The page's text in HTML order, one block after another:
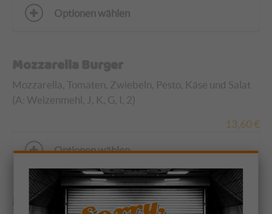
Optionen wählen
Mozzarella Burger
Mozzarella, Tomaten, Zwiebeln, Pesto, Käse und Salat
(A: Weizenmehl, J, K, G, I, 2)
13,60 €
Optionen wählen
Mozzarella Burger & Kartoffelecken